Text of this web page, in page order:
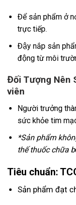
Để sản phẩm ở
trực tiếp.
Đậy nắp sản
động từ môi
Đối Tượng Nên
viên
Người trưởng
sức khỏe tim
*Sản phẩm
thế thuốc chữa
Tiêu chuẩn:
Sản phẩm đạt